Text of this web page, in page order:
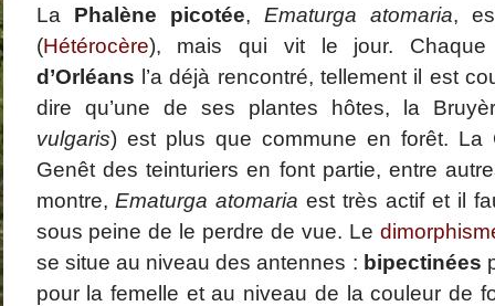
1761) – La Coquette
VincedansZeuzera pyrina (Linné, 1761) –
La Coquette
Dominique
dans Amanita strobiliformis
(Paulet) Bertillon, 1866 – L’ Amanite solitaire
décembre
décembre
janvier
octobre
août 2013
juillet
juin 2013
mai 2013
février
janvier
décembre
octobre
Catégories
Araignées
Champignons
Coléoptères
Faune
Flore
GALERIE PHOTO
Papillons de jour
Papillons de nuit
La Phalène picotée, Ematurga atomaria,
(Hétérocère), mais qui vit le jour.
d’Orléans l’a déjà rencontré, tellement il est
dire qu’une de ses plantes hôtes, la
vulgaris) est plus que commune en forêt. La
Genêt des teinturiers en font partie, entre
montre,Ematurga atomaria est très actif et il
sous peine de le perdre de vue. Le
se situe au niveau des antennes : bipectinées
pour la femelle et au niveau de la couleur de